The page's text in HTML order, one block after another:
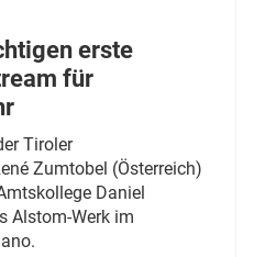
erste
für
Tiroler
Zumtobel (Österreich)
Daniel
Alstom-Werk im